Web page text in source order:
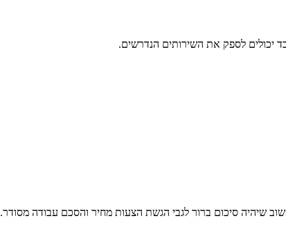
יכולים לספק את השירותים הנדרשים.
שיהיה סיכום ברור לגבי הגשת הצעות מחיר והסכם עבודה מסודר.